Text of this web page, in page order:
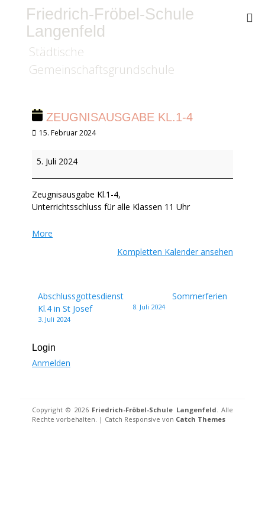
Friedrich-Fröbel-Schule
Langenfeld
Städtische
Gemeinschaftsgrundschule
ZEUGNISAUSGABE KL.1-4
Veröffentlicht
15. Februar 2024
Zeugnisausgabe
Kl.1-
4
5. Juli 2024
Zeugnisausgabe Kl.1-4,
Unterrichtsschluss für alle Klassen 11 Uhr
More
Kompletten Kalender ansehen
Beitragsnavigation
Abschlussgottesdienst
Kl.4 in St Josef
3. Juli 2024
Sommerferien
8. Juli 2024
Login
Anmelden
Copyright © 2026 Friedrich-Fröbel-Schule Langenfeld . Alle
Rechte vorbehalten. | Catch Responsive von Catch Themes